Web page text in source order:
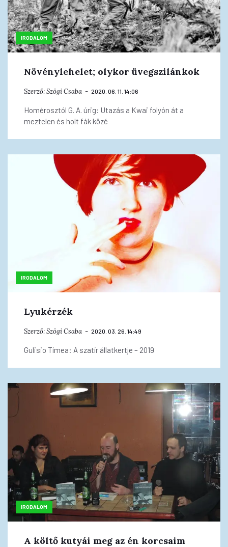
IRODALOM
Növénylehelet; olykor üvegszilánkok
Szerző:Szögi Csaba 2020. 06. 11. 14:06
Homérosztól G. A. úrig: Utazás a Kwai folyón át a
meztelen és holt fák közé
IRODALOM
Lyukérzék
Szerző:Szögi Csaba 2020. 03. 26. 14:49
Gulisio Tímea: A szatír állatkertje – 2019
IRODALOM
A költő kutyái meg az én korcsaim